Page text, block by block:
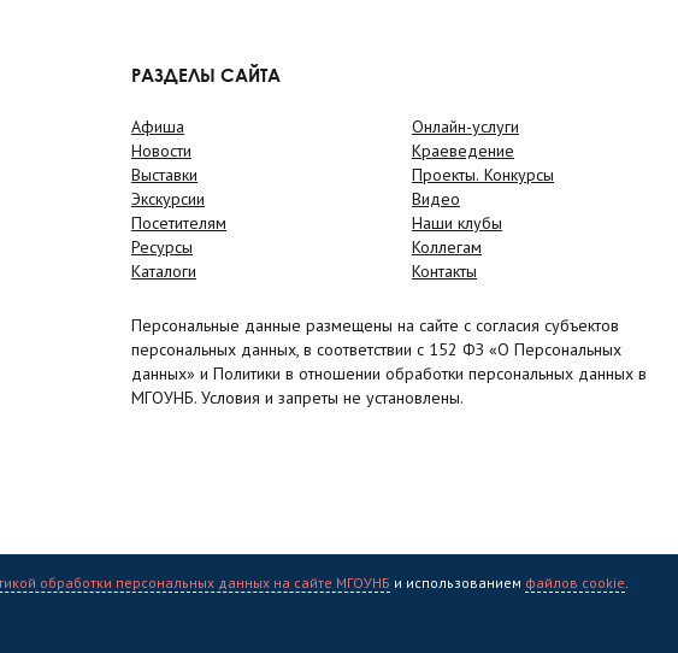
РАЗДЕЛЫ САЙТА
Афиша
Новости
Выставки
Экскурсии
Посетителям
Ресурсы
Каталоги
Онлайн-услуги
Краеведение
Проекты. Конкурсы
Видео
Наши клубы
Коллегам
Контакты
Персональные данные размещены на сайте с согласия субъектов
персональных данных, в соответствии с 152 ФЗ «О Персональных
данных» и Политики в отношении обработки персональных данных в
МГОУНБ. Условия и запреты не установлены.
универсальная научная библиотека" (МГОУНБ) © 2006 - 2026
обработки персональных данных на сайте МГОУНБ и использованием файлов cookie.